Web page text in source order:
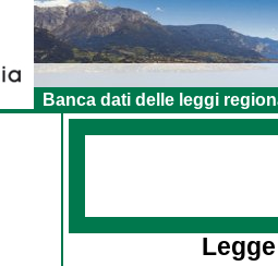
Banca dati delle leggi